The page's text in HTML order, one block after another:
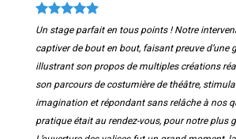
Un stage parfait en tous points ! Notre
captiver de bout en bout, faisant preuve d’une
illustrant son propos de multiples créations
son parcours de costumière de théâtre,
imagination et répondant sans relâche à nos
pratique était au rendez-vous, pour notre plus